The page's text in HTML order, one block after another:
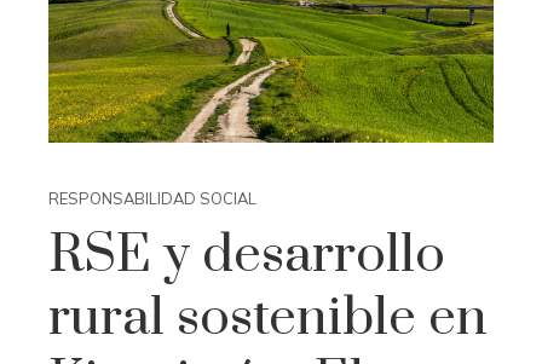
RESPONSABILIDAD SOCIAL
RSE y desarrollo
rural sostenible en